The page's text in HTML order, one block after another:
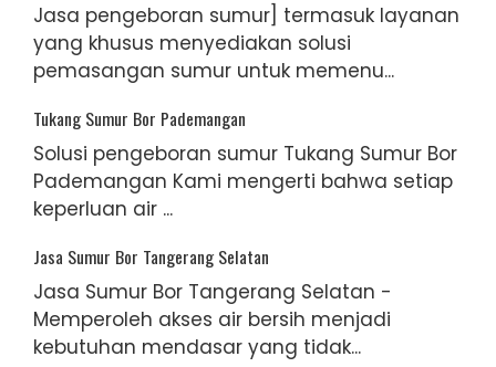
Jasa pengeboran sumur] termasuk layanan
yang khusus menyediakan solusi
pemasangan sumur untuk memenu...
Tukang Sumur Bor Pademangan
Solusi pengeboran sumur Tukang Sumur Bor
Pademangan Kami mengerti bahwa setiap
keperluan air ...
Jasa Sumur Bor Tangerang Selatan
Jasa Sumur Bor Tangerang Selatan -
Memperoleh akses air bersih menjadi
kebutuhan mendasar yang tidak...